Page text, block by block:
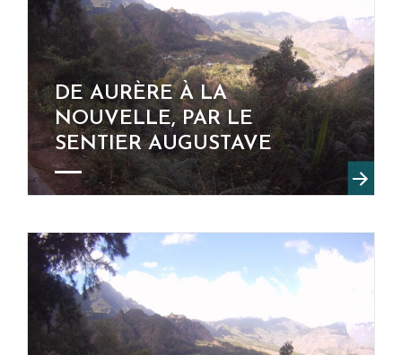
DE AURÈRE À LA
NOUVELLE, PAR LE
SENTIER AUGUSTAVE